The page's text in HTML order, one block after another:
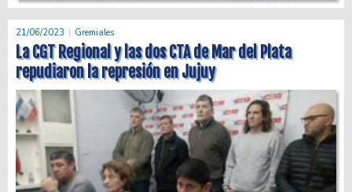
21/06/2023 Gremiales
La CGT Regional y las dos CTA de Mar del Plata
repudiaron la represión en Jujuy